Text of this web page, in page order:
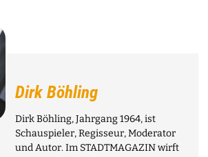
Dirk Böhling
Dirk Böhling, Jahrgang 1964, ist
Schauspieler, Regisseur, Moderator
und Autor. Im STADTMAGAZIN wirft